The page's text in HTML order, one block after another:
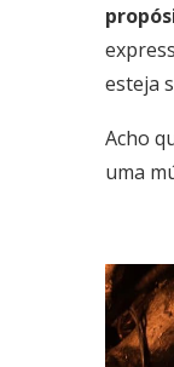
esteja
Acho
uma